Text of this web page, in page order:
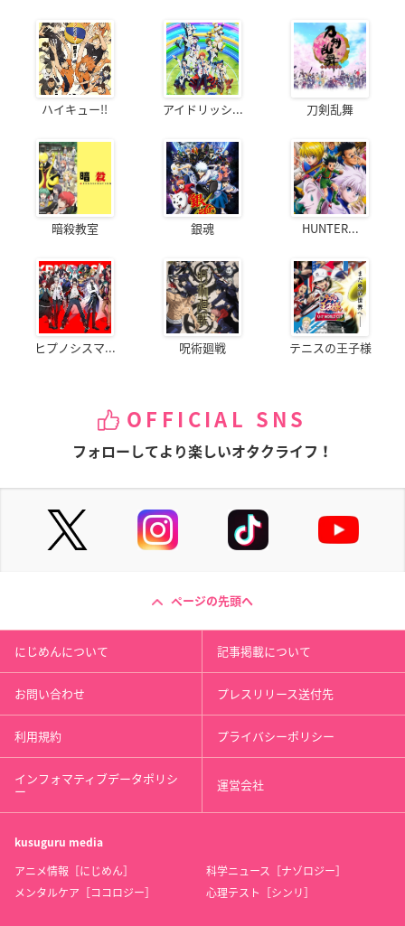
ハイキュー!! アイドリッシ... 刀剣乱舞
暗殺教室 銀魂 HUNTER...
ヒプノシスマ... 呪術廻戦 テニスの王子様
OFFICIAL SNS
フォローしてより楽しいオタクライフ！
ページの先頭へ
にじめんについて 記事掲載について
お問い合わせ プレスリリース送付先
利用規約 プライバシーポリシー
インフォマティブデータポリシ
ー 運営会社
kusuguru media
アニメ情報［にじめん］
科学ニュース［ナゾロジー］
メンタルケア［ココロジー］
心理テスト［シンリ］